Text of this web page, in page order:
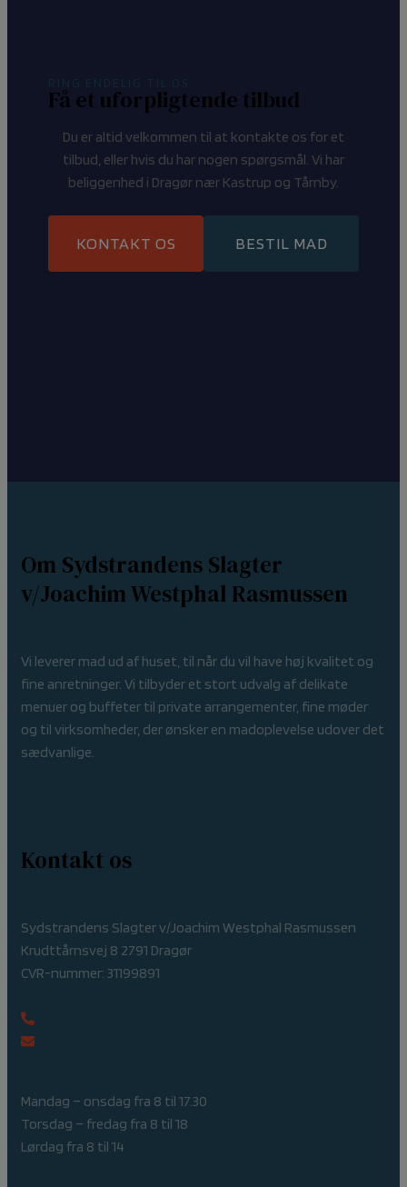
Få et uforpligtende tilbud
Du er altid velkommen til at kontakte os for et
tilbud, eller hvis du har nogen spørgsmål. Vi har
beliggenhed i Dragør nær Kastrup og Tårnby.
KONTAKT OS BESTIL MAD
Om Sydstrandens Slagter
v/Joachim Westphal Rasmussen
Vi leverer mad ud af huset, til når du vil have høj kvalitet og
fine anretninger. Vi tilbyder et stort udvalg af delikate
menuer og buffeter til private arrangementer, fine møder
og til virksomheder, der ønsker en madoplevelse udover det
sædvanlige.
Kontakt os
Sydstrandens Slagter v/Joachim Westphal Rasmussen
Krudttårnsvej 8 2791 Dragør
CVR-nummer: 31199891
Mandag – onsdag fra 8 til 17.30
Torsdag – fredag fra 8 til 18
Lørdag fra 8 til 14